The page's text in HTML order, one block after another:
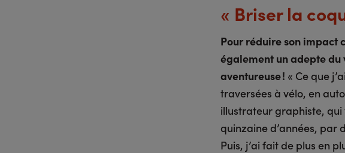
« Briser la
Pour réduire son impact
également un adepte du
aventureuse ! « Ce que
traversées à vélo, en
illustrateur graphiste, qui
quinzaine d’années, par
Puis, j’ai fait de plus en